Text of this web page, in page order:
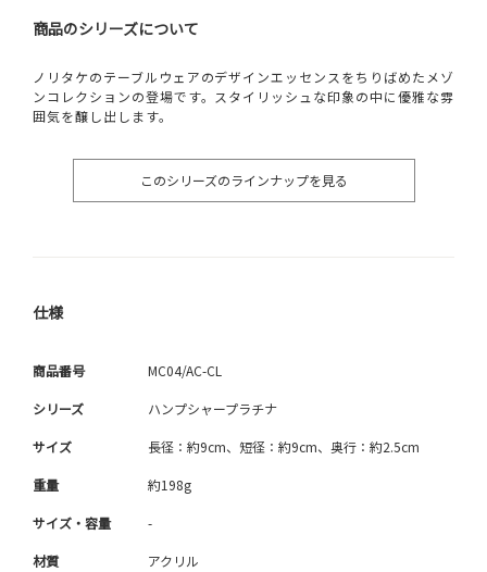
商品のシリーズについて
ノリタケのテーブルウェアのデザインエッセンスをちりばめたメゾ
ンコレクションの登場です。スタイリッシュな印象の中に優雅な雰
囲気を醸し出します。
このシリーズのラインナップを見る
仕様
商品番号 MC04/AC-CL
シリーズ ハンプシャープラチナ
サイズ 長径：約9cm、短径：約9cm、奥行：約2.5cm
重量 約198g
サイズ・容量 -
材質 アクリル